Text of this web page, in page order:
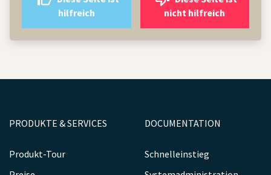
hilfreich
nicht hilfreich
PRODUKTE & SERVICES
Produkt-Tour
DOCUMENTATION
Schnelleinstieg